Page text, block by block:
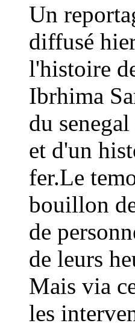
Un
diffusé
l'histoire
Ibrhima
du
et d'un
fer.Le
bouillon
de
de leurs
Mais via
les